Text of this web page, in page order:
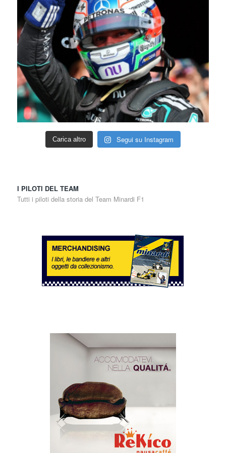
Carica altro Segui su Instagram
I PILOTI DEL TEAM
Tutti i piloti della storia del Team Minardi F1